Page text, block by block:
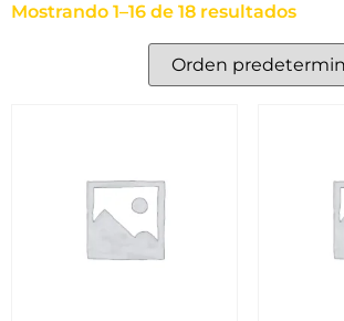
Mostrando 1–16 de 18 resultados